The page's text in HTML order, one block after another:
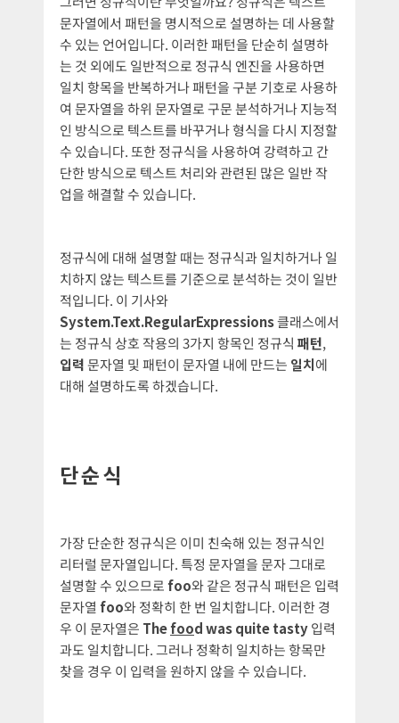
문자열에서 패턴을 명시적으로 설명하는 데 사용할
수 있는 언어입니다. 이러한 패턴을 단순히 설명하
는 것 외에도 일반적으로 정규식 엔진을 사용하면
일치 항목을 반복하거나 패턴을 구분 기호로 사용하
여 문자열을 하위 문자열로 구문 분석하거나 지능적
인 방식으로 텍스트를 바꾸거나 형식을 다시 지정할
수 있습니다. 또한 정규식을 사용하여 강력하고 간
단한 방식으로 텍스트 처리와 관련된 많은 일반 작
업을 해결할 수 있습니다.
정규식에 대해 설명할 때는 정규식과 일치하거나 일
치하지 않는 텍스트를 기준으로 분석하는 것이 일반
적입니다. 이 기사와
System.Text.RegularExpressions클래스에서
는 정규식 상호 작용의 3가지 항목인 정규식 패턴,
입력문자열 및 패턴이 문자열 내에 만드는 일치에
대해 설명하도록 하겠습니다.
단순식
가장 단순한 정규식은 이미 친숙해 있는 정규식인
리터럴 문자열입니다. 특정 문자열을 문자 그대로
설명할 수 있으므로foo와 같은 정규식 패턴은 입력
문자열 foo와 정확히 한 번 일치합니다. 이러한 경
우 이 문자열은 Thefood was quite tasty입력
과도 일치합니다. 그러나 정확히 일치하는 항목만
찾을 경우 이 입력을 원하지 않을 수 있습니다.